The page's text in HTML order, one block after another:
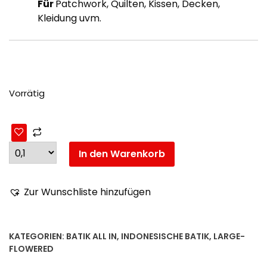
FürPatchwork, Quilten, Kissen, Decken,
Kleidung uvm.
Vorrätig
In den Warenkorb
Zur Wunschliste hinzufügen
KATEGORIEN: BATIK ALL IN, INDONESISCHE BATIK, LARGE-
FLOWERED